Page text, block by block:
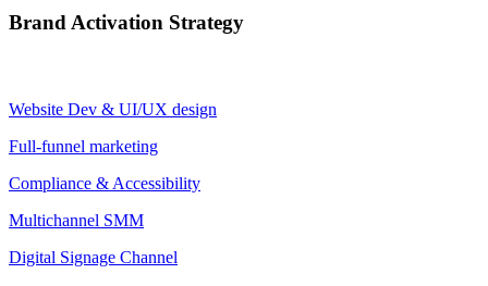
Brand Activation Strategy
Website Dev & UI/UX design
Full-funnel marketing
Compliance & Accessibility
Multichannel SMM
Digital Signage Channel